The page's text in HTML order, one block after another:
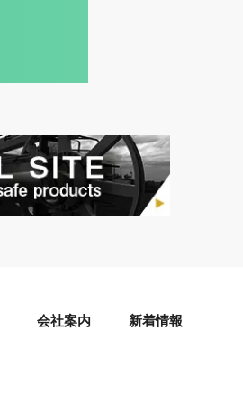
会社案内 新着情報